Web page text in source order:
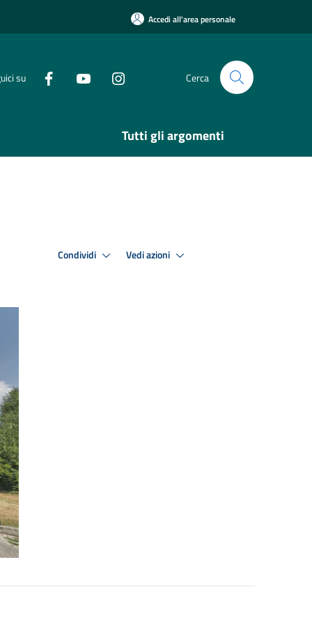
Accedi all'area personale
su Cerca
Tutti gli argomenti
Condividi Vedi azioni